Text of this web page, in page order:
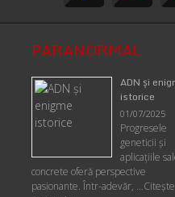
PARANORMAL
ADN şi
istorice
01/07/2025
Progresele
geneticii şi
aplicaţiile
concrete oferă perspective
pasionante. Într-adevăr, …Citește